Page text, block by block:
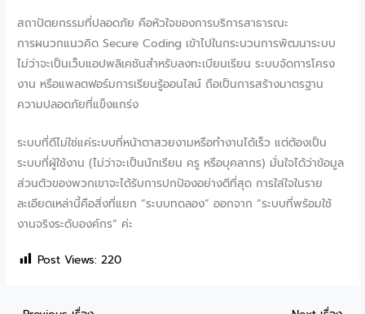
สถาปัตยกรรมที่ปลอดภัย คือหัวใจของการบริการสาธารณะ
การผนวกแนวคิด Secure Coding เข้าไปในกระบวนการพัฒนาระบบ
ไม่ว่าจะเป็นเว็บแอปพลิเคชันสำหรับลงทะเบียนเรียน ระบบจัดการโครง
งาน หรือแพลตฟอร์มการเรียนรู้ออนไลน์ ถือเป็นการสร้างมาตรฐาน
ความปลอดภัยที่แข็งแกร่ง
ระบบที่ดีไม่ใช่แค่ระบบที่หน้าตาสวยงามหรือทำงานได้เร็ว แต่ต้องเป็น
ระบบที่ผู้ใช้งาน (ไม่ว่าจะเป็นนักเรียน ครู หรือบุคลากร) มั่นใจได้ว่าข้อมูล
ส่วนตัวของพวกเขาจะได้รับการปกป้องอย่างดีที่สุด การใส่ใจในราย
ละเอียดเหล่านี้คือสิ่งที่แยก “ระบบทดลอง” ออกจาก “ระบบที่พร้อมใช้
งานจริงระดับองค์กร” ค่ะ
Post Views: 220